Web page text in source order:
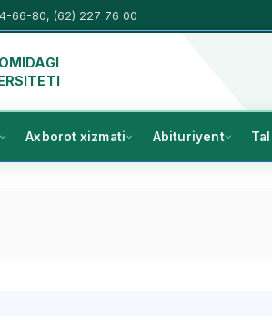
66-80, (62) 227 76 00
Axborot xizmati Abituriyent